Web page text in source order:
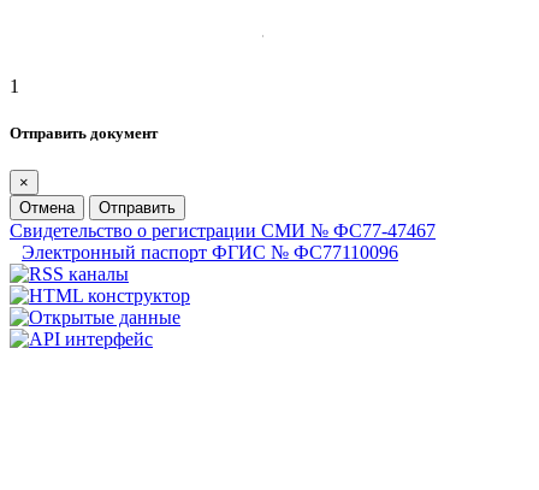
1
Отправить документ
×
Отмена
Отправить
Свидетельство о регистрации СМИ № ФС77-47467
Электронный паспорт ФГИС № ФС77110096